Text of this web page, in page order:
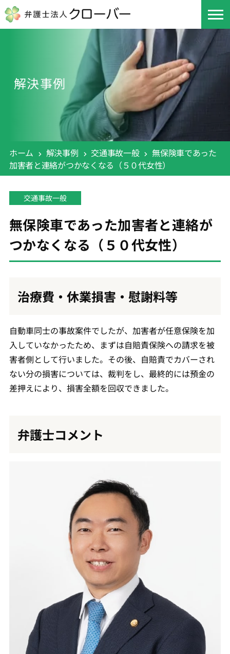
解決事例
ホーム 解決事例 交通事故一般
無保険車であった
加害者と連絡がつかなくなる（５０代女性）
交通事故一般
無保険車であった加害者と連絡が
つかなくなる（５０代女性）
治療費・休業損害・慰謝料等
自動車同士の事故案件でしたが、加害者が任意保険を加
入していなかったため、まずは自賠責保険への請求を被
害者側として行いました。その後、自賠責でカバーされ
ない分の損害については、裁判をし、最終的には預金の
差押えにより、損害全額を回収できました。
弁護士コメント